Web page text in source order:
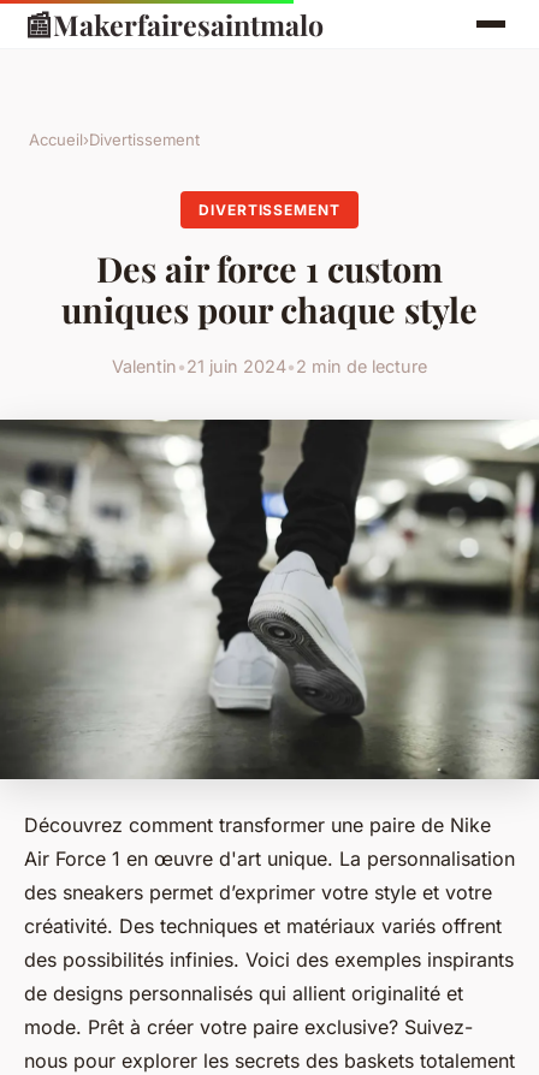
📰Makerfairesaintmalo
Accueil›Divertissement
DIVERTISSEMENT
Des air force 1 custom
uniques pour chaque style
Valentin•21 juin 2024•2 min de lecture
Découvrez comment transformer une paire de Nike
Air Force 1 en œuvre d'art unique. La personnalisation
des sneakers permet d’exprimer votre style et votre
créativité. Des techniques et matériaux variés offrent
des possibilités infinies. Voici des exemples inspirants
de designs personnalisés qui allient originalité et
mode. Prêt à créer votre paire exclusive? Suivez-
nous pour explorer les secrets des baskets totalement